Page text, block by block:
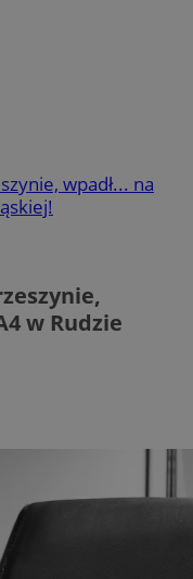
wpadł... na
w Rudzie